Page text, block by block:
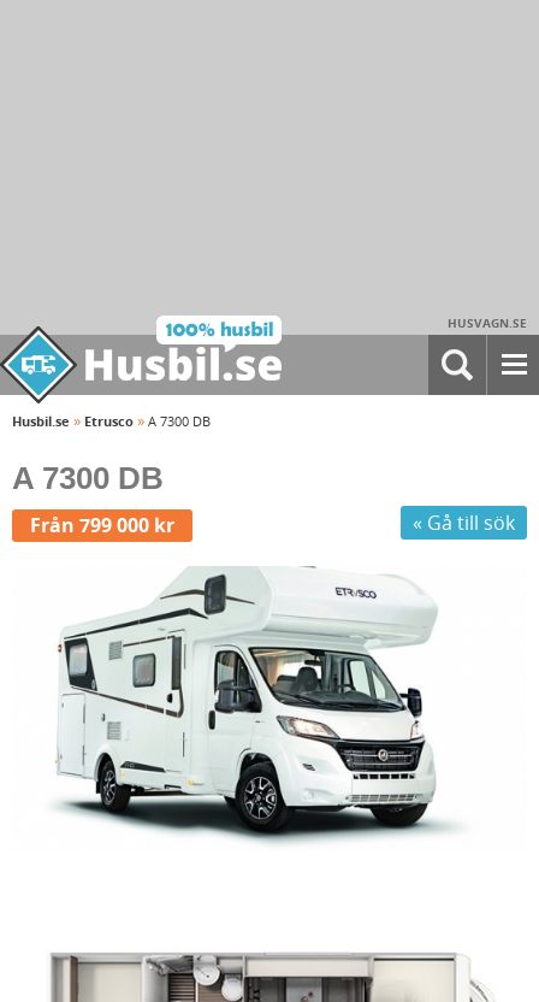
HUSVAGN.SE
Husbil.se » Etrusco » A 7300 DB
A 7300 DB
Från 799 000 kr « Gå till sök